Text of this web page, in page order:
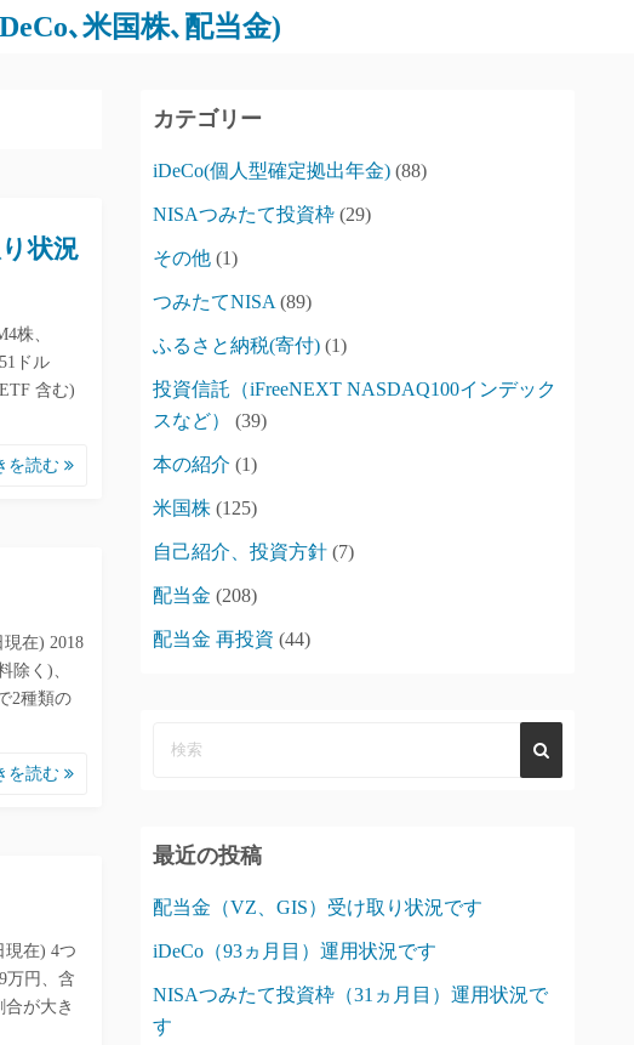
､米国株､配当金)
状況
株、
ドル
含む)
を読む
在) 2018
除く)、
2種類の
を読む
現在) 4つ
万円、含
が大き
カテゴリー
iDeCo(個人型確定拠出年金) (88)
NISAつみたて投資枠 (29)
その他 (1)
つみたてNISA (89)
ふるさと納税(寄付) (1)
投資信託（iFreeNEXT NASDAQ100インデック
スなど）
(39)
本の紹介 (1)
米国株 (125)
自己紹介、投資方針 (7)
配当金 (208)
配当金 再投資 (44)
最近の投稿
配当金（VZ、GIS）受け取り状況です
iDeCo（93ヵ月目）運用状況です
NISAつみたて投資枠（31ヵ月目）運用状況で
す